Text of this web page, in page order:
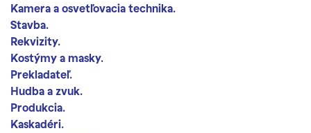
Kamera a osvetľovacia technika.
Stavba.
Rekvizity.
Kostýmy a masky.
Prekladateľ.
Hudba a zvuk.
Produkcia.
Kaskadéri.